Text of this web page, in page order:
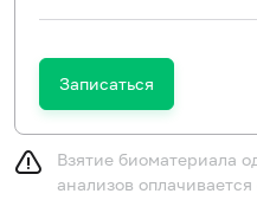
Записаться
Взятие биоматериала
анализов